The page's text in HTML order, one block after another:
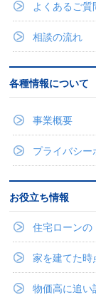
よくあるご質
相談の流れ
各種情報について
事業概要
プライバシー
お役立ち情報
住宅ローンの
家を建てた時
物価高に追い